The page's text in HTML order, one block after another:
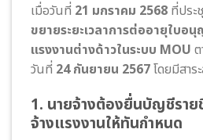
เมื่อวันที่ 21 มกราคม 2568 ที่ประ
ขยายระยะเวลาการต่ออายุใบอ
แรงงานต่างด้าวในระบบ MOU
วันที่ 24 กันยายน 2567โดยมีสา
1. นายจ้างต้องยื่นบัญชีราย
จ้างแรงงานให้ทันกำหนด